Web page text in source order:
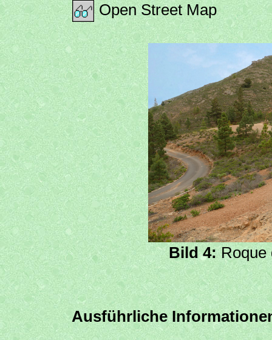
Open Street Map
Bild 4:Roque
Ausführliche